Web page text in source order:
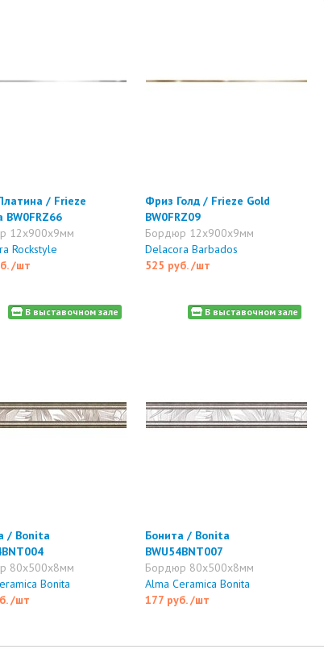
/ Frieze
BW0FRZ66
12x900x9мм
Rockstyle
/шт
Фриз Голд / Frieze Gold
BW0FRZ09
Бордюр 12x900x9мм
Delacora Barbados
525 руб./шт
В выставочном зале
/ Bonita
80x500x8мм
Bonita
/шт
В выставочном зале
Бонита / Bonita
BWU54BNT007
Бордюр 80x500x8мм
Alma Ceramica Bonita
177 руб./шт